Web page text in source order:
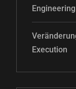
Engineering
Execution